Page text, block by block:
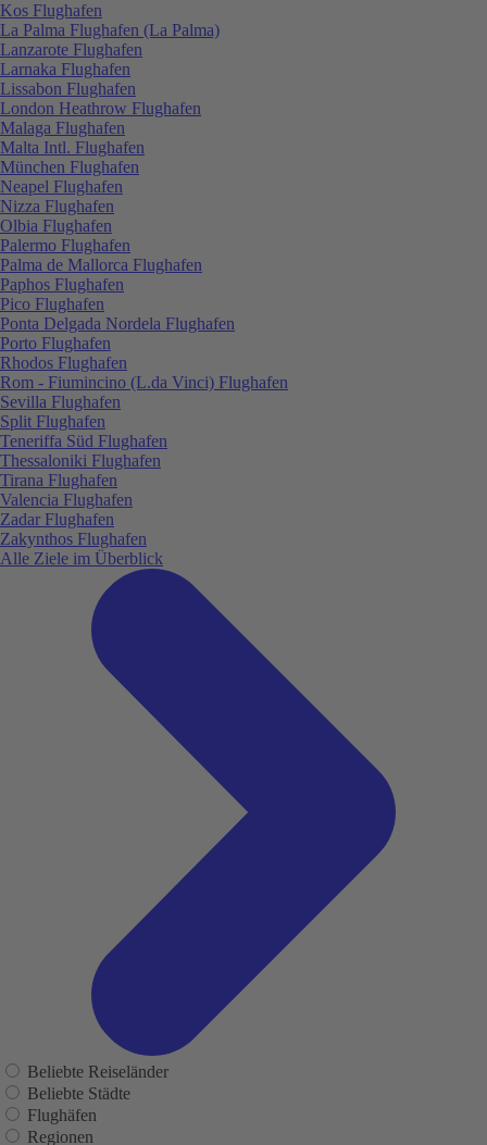
Kos Flughafen
La Palma Flughafen (La Palma)
Lanzarote Flughafen
Larnaka Flughafen
Lissabon Flughafen
London Heathrow Flughafen
Malaga Flughafen
Malta Intl. Flughafen
München Flughafen
Neapel Flughafen
Nizza Flughafen
Olbia Flughafen
Palermo Flughafen
Palma de Mallorca Flughafen
Paphos Flughafen
Pico Flughafen
Ponta Delgada Nordela Flughafen
Porto Flughafen
Rhodos Flughafen
Rom - Fiumincino (L.da Vinci) Flughafen
Sevilla Flughafen
Split Flughafen
Teneriffa Süd Flughafen
Thessaloniki Flughafen
Tirana Flughafen
Valencia Flughafen
Zadar Flughafen
Zakynthos Flughafen
Alle Ziele im Überblick
Beliebte Reiseländer
Beliebte Städte
Flughäfen
Regionen